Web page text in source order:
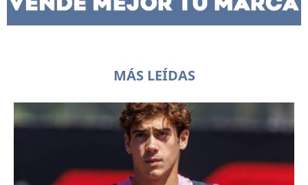
MÁS LEÍDAS